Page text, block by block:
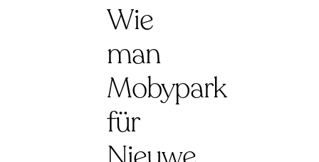
Wie
man
Mobypark
für